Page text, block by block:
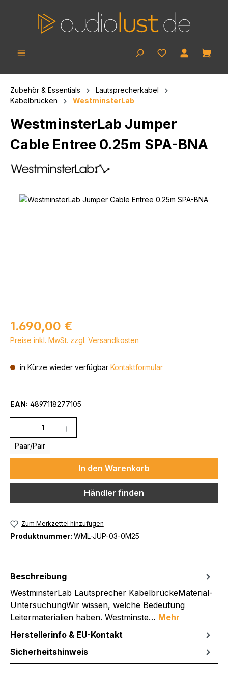
Zubehör & Essentials
Lautsprecherkabel
Kabelbrücken
WestminsterLab
WestminsterLab Jumper
Cable Entree 0.25m SPA-BNA
Bildergalerie überspringen
Regulärer Preis:
1.690,00 €
Preise inkl. MwSt. zzgl. Versandkosten
in Kürze wieder verfügbar Kontaktformular
EAN: 4897118277105
Paar/Pair
In den Warenkorb
Händler finden
Zum Merkzettel hinzufügen
Produktnummer: WML-JUP-03-0M25
Beschreibung
WestminsterLab Lautsprecher KabelbrückeMaterial-
UntersuchungWir wissen, welche Bedeutung
Leitermaterialien haben. Westminste… Mehr
Herstellerinfo & EU-Kontakt
Sicherheitshinweis